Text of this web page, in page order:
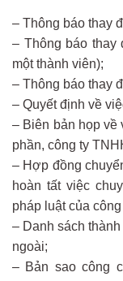
– Thông báo thay
– Thông báo thay
một thành viên);
– Thông báo thay
– Quyết định về
– Biên bản họp về
phần, công ty
– Hợp đồng
hoàn tất việc
pháp luật của công
– Danh sách
ngoài;
– Bản sao công